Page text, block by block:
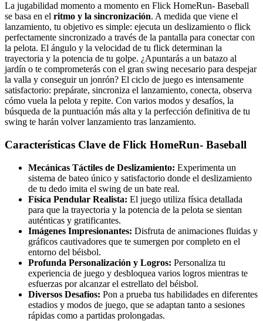
La jugabilidad momento a momento en Flick HomeRun- Baseball
se basa en el ritmo y la sincronización. A medida que viene el
lanzamiento, tu objetivo es simple: ejecuta un deslizamiento o flick
perfectamente sincronizado a través de la pantalla para conectar con
la pelota. El ángulo y la velocidad de tu flick determinan la
trayectoria y la potencia de tu golpe. ¿Apuntarás a un batazo al
jardín o te comprometerás con el gran swing necesario para despejar
la valla y conseguir un jonrón? El ciclo de juego es intensamente
satisfactorio: prepárate, sincroniza el lanzamiento, conecta, observa
cómo vuela la pelota y repite. Con varios modos y desafíos, la
búsqueda de la puntuación más alta y la perfección definitiva de tu
swing te harán volver lanzamiento tras lanzamiento.
Características Clave de Flick HomeRun- Baseball
Mecánicas Táctiles de Deslizamiento: Experimenta un
sistema de bateo único y satisfactorio donde el deslizamiento
de tu dedo imita el swing de un bate real.
Física Pendular Realista: El juego utiliza física detallada
para que la trayectoria y la potencia de la pelota se sientan
auténticas y gratificantes.
Imágenes Impresionantes: Disfruta de animaciones fluidas y
gráficos cautivadores que te sumergen por completo en el
entorno del béisbol.
Profunda Personalización y Logros: Personaliza tu
experiencia de juego y desbloquea varios logros mientras te
esfuerzas por alcanzar el estrellato del béisbol.
Diversos Desafíos: Pon a prueba tus habilidades en diferentes
estadios y modos de juego, que se adaptan tanto a sesiones
rápidas como a partidas prolongadas.